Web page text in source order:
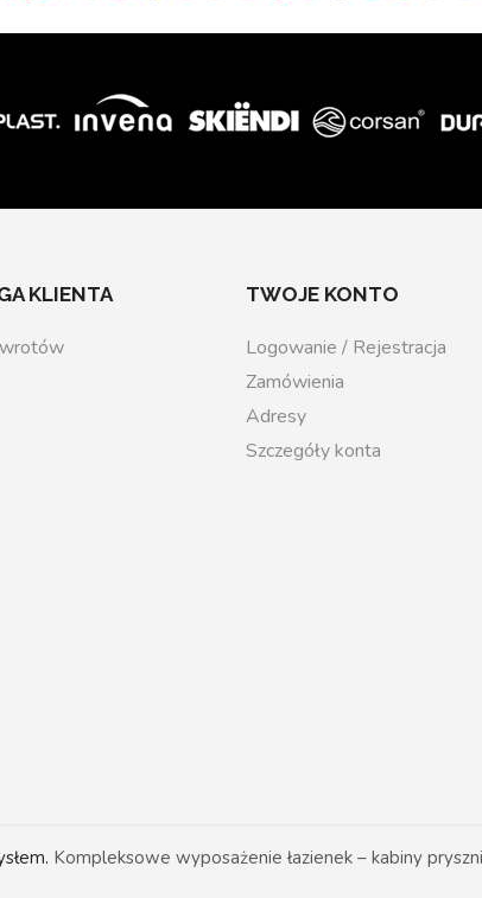
KLIENTA TWOJE KONTO
Logowanie / Rejestracja
Zamówienia
Adresy
Szczegóły konta
Kompleksowe wyposażenie łazienek – kabiny